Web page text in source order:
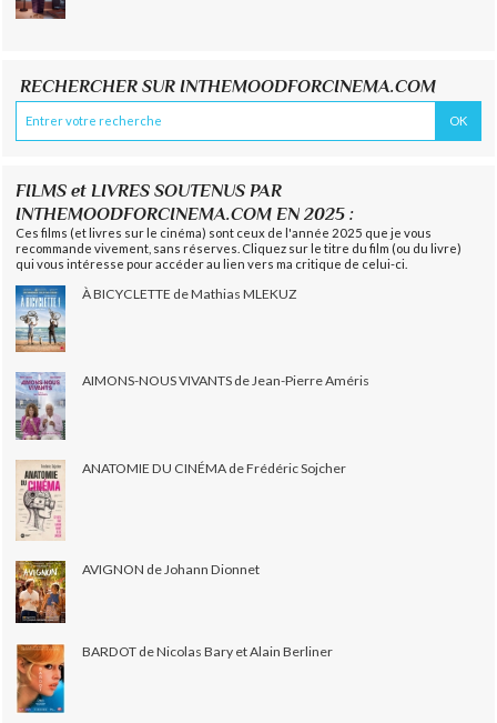
RECHERCHER SUR INTHEMOODFORCINEMA.COM
FILMS et LIVRES SOUTENUS PAR
INTHEMOODFORCINEMA.COM EN 2025 :
Ces films (et livres sur le cinéma) sont ceux de l'année 2025 que je vous
recommande vivement, sans réserves. Cliquez sur le titre du film (ou du livre)
qui vous intéresse pour accéder au lien vers ma critique de celui-ci.
À BICYCLETTE de Mathias MLEKUZ
AIMONS-NOUS VIVANTS de Jean-Pierre Améris
ANATOMIE DU CINÉMA de Frédéric Sojcher
AVIGNON de Johann Dionnet
BARDOT de Nicolas Bary et Alain Berliner